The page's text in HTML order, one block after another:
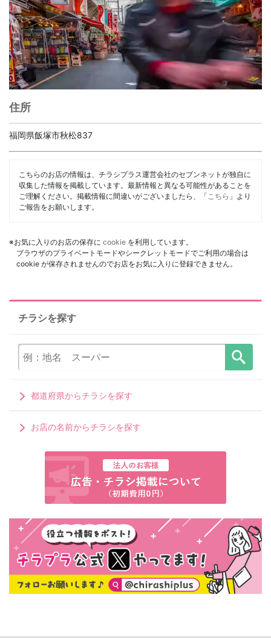
住所
福岡県飯塚市秋松837
こちらのお店の情報は、チラシプラス運営会社のセブンネットが独自に
収集した情報を掲載しています。最新情報と異なる可能性があることを
ご理解ください。掲載情報に間違いがございましたら、「 こちら 」より
ご報告をお願いします。
※お気に入りのお店の保存に cookie を利用しています。
ブラウザのプライベートモードやシークレットモードでご利用の場合は
cookie が保存されませんのでお店をお気に入りに登録できません。
チラシを探す
都道府県からチラシを探す
お店の名前からチラシを探す